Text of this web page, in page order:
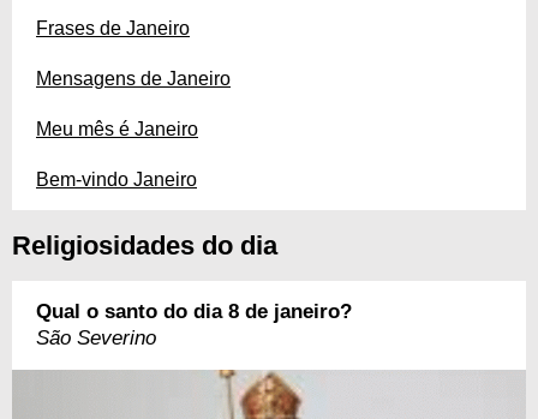
Frases de Janeiro
Mensagens de Janeiro
Meu mês é Janeiro
Bem-vindo Janeiro
Religiosidades do dia
Qual o santo do dia 8 de janeiro?
São Severino